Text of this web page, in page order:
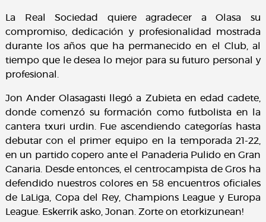
La Real Sociedad quiere agradecer a Olasa su
compromiso, dedicación y profesionalidad mostrada
durante los años que ha permanecido en el Club, al
tiempo que le desea lo mejor para su futuro personal y
profesional.
Jon Ander Olasagasti llegó a Zubieta en edad cadete,
donde comenzó su formación como futbolista en la
cantera txuri urdin. Fue ascendiendo categorías hasta
debutar con el primer equipo en la temporada 21-22,
en un partido copero ante el Panaderia Pulido en Gran
Canaria. Desde entonces, el centrocampista de Gros ha
defendido nuestros colores en 58 encuentros oficiales
de LaLiga, Copa del Rey, Champions League y Europa
League. Eskerrik asko, Jonan. Zorte on etorkizunean!